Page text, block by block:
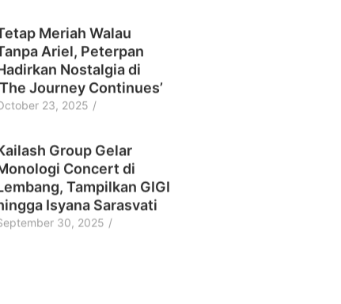
Meriah Walau
Ariel, Peterpan
Nostalgia di
Journey Continues’
23, 2025 /
Group Gelar
Concert di
Tampilkan GIGI
Isyana Sarasvati
30, 2025 /